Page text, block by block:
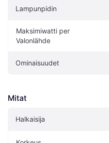
Lampunpidin
Maksimiwatti per
Valonlähde
Ominaisuudet
Mitat
Halkaisija